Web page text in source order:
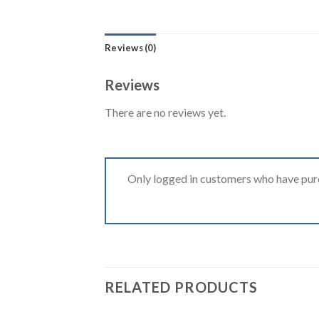
Reviews (0)
Reviews
There are no reviews yet.
Only logged in customers who have
RELATED PRODUCTS